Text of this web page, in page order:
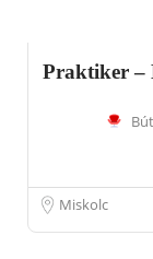
Praktiker –
Miskolc